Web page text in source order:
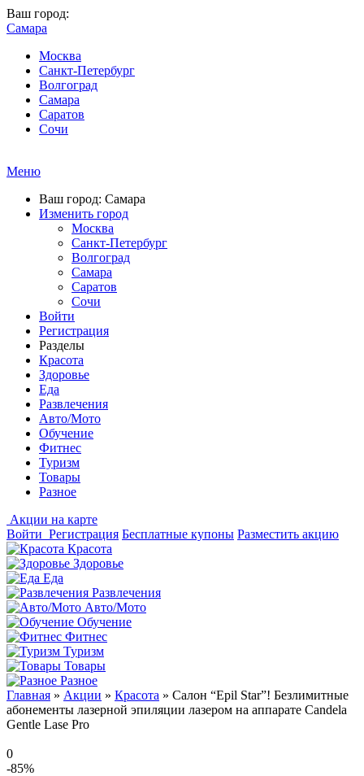
Ваш город:
Самара
Москва
Санкт-Петербург
Волгоград
Самара
Саратов
Сочи
Меню
Ваш город: Самара
Изменить город
Москва
Санкт-Петербург
Волгоград
Самара
Саратов
Сочи
Войти
Регистрация
Разделы
Красота
Здоровье
Еда
Развлечения
Авто/Мото
Обучение
Фитнес
Туризм
Товары
Разное
Акции на карте
Войти Регистрация Бесплатные купоны Разместить акцию
Красота
Здоровье
Еда
Развлечения
Авто/Мото
Обучение
Фитнес
Туризм
Товары
Разное
Главная » Акции » Красота » Салон “Epil Star”! Безлимитные
абонементы лазерной эпиляции лазером на аппарате Candela
Gentle Lase Pro
0
-85%